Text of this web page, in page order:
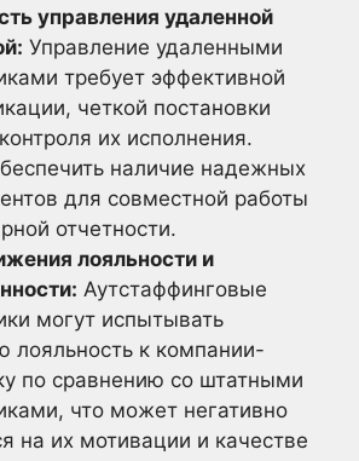
управления удаленной
Управление удаленными
требует эффективной
четкой постановки
их исполнения.
наличие надежных
для совместной работы
отчетности.
лояльности и
Аутстаффинговые
могут испытывать
лояльность к компании-
по сравнению со штатными
что может негативно
на их мотивации и качестве